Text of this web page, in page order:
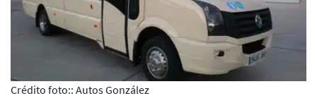
Crédito foto:: Autos González